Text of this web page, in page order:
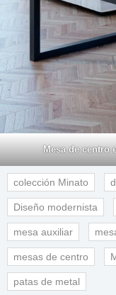
Mesa de centro
colección Minato
Diseño modernista
mesa auxiliar
mesas de centro
patas de metal